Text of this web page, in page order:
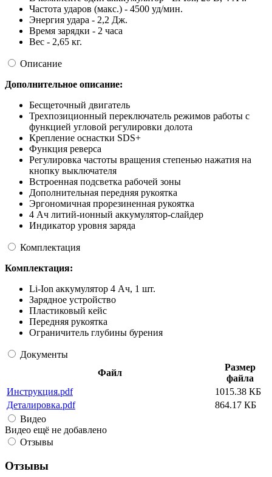
Частота ударов (макс.) - 4500 уд/мин.
Энергия удара - 2,2 Дж.
Время зарядки - 2 часа
Вес - 2,65 кг.
Описание
Дополнительное описание:
Бесщеточный двигатель
Трехпозиционный переключатель режимов работы с
функцией угловой регулировки долота
Крепление оснастки SDS+
Функция реверса
Регулировка частоты вращения степенью нажатия на
кнопку выключателя
Встроенная подсветка рабочей зоны
Дополнительная передняя рукоятка
Эргономичная прорезиненная рукоятка
4 Ач литий-ионный аккумулятор-слайдер
Индикатор уровня заряда
Комплектация
Комплектация:
Li-Ion аккумулятор 4 Ач, 1 шт.
Зарядное устройство
Пластиковый кейс
Передняя рукоятка
Ограничитель глубины бурения
Документы
Файл
Размер
файла
Инструкция.pdf
1015.38 КБ
Деталировка.pdf
864.17 КБ
Видео
Видео ещё не добавлено
Отзывы
Отзывы